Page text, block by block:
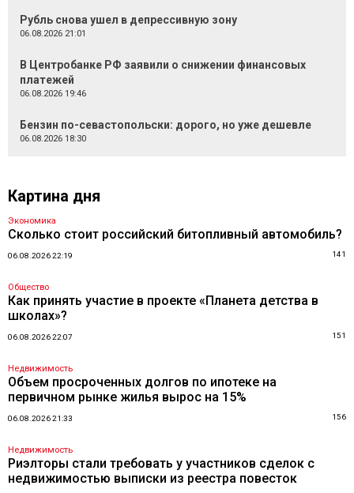
Рубль снова ушел в депрессивную зону
06.08.2026 21:01
В Центробанке РФ заявили о снижении финансовых
платежей
06.08.2026 19:46
Бензин по-севастопольски: дорого, но уже дешевле
06.08.2026 18:30
Картина дня
Экономика
Сколько стоит российский битопливный автомобиль?
06.08.2026 22:19 141
Общество
Как принять участие в проекте «Планета детства в
школах»?
06.08.2026 22:07 151
Недвижимость
Объем просроченных долгов по ипотеке на
первичном рынке жилья вырос на 15%
06.08.2026 21:33 156
Недвижимость
Риэлторы стали требовать у участников сделок с
недвижимостью выписки из реестра повесток